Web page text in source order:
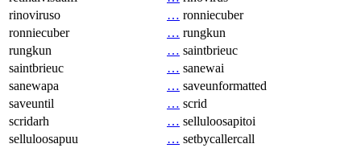
rinoviruso
… ronniecuber
ronniecuber
… rungkun
rungkun
… saintbrieuc
saintbrieuc
… sanewai
sanewapa
… saveunformatted
saveuntil
… scrid
scridarh
… selluloosapitoi
selluloosapuu
… setbycallercall